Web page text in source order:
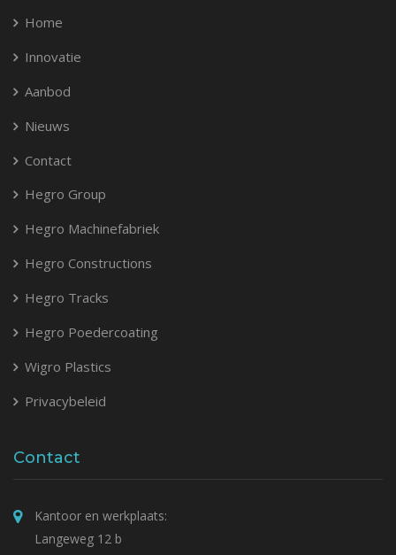
Home
Innovatie
Aanbod
Nieuws
Contact
Hegro Group
Hegro Machinefabriek
Hegro Constructions
Hegro Tracks
Hegro Poedercoating
Wigro Plastics
Privacybeleid
Contact
Kantoor en werkplaats:
Langeweg 12 b